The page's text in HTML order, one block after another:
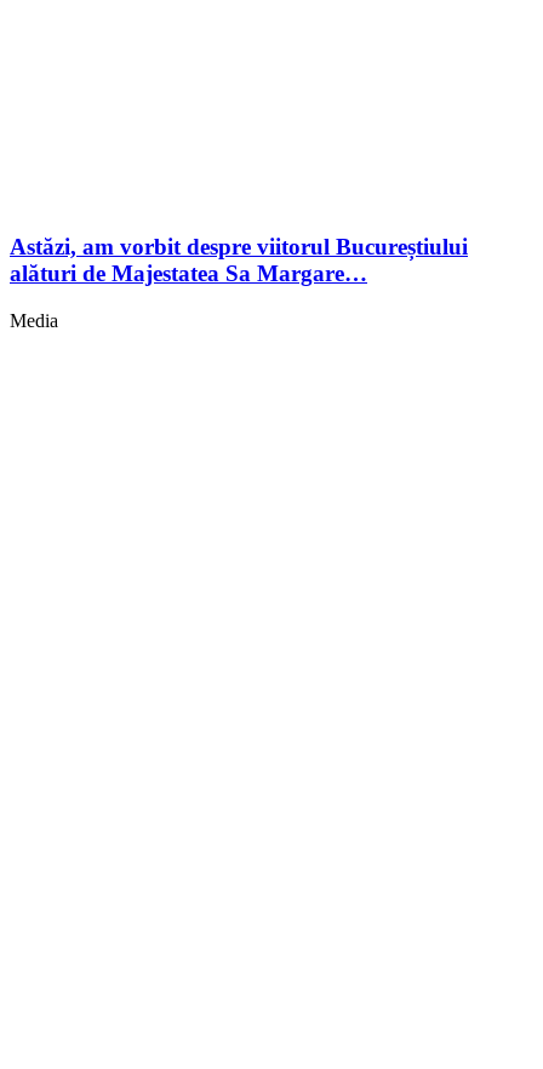
Astăzi, am vorbit despre viitorul Bucureștiului
alături de Majestatea Sa Margare…
Media